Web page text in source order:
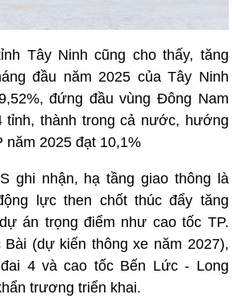
Tây Ninh cũng cho thấy, tăng
đầu năm 2025 của Tây Ninh
đứng đầu vùng Đông Nam
tỉnh, thành trong cả nước, hướng
năm 2025 đạt 10,1%
ghi nhận, hạ tầng giao thông là
lực then chốt thúc đẩy tăng
án trọng điểm như cao tốc TP.
(dự kiến thông xe năm 2027),
4 và cao tốc Bến Lức - Long
trương triển khai.